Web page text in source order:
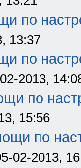
по
13:37
по
2013,
по
15:56
по
02-2013,